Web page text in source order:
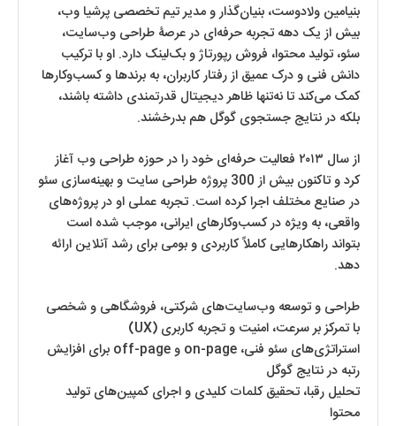
بنیامین ولادوست، بنیان‌گذار و مدیر تیم تخصصی پرشیا وب،
بیش از یک دهه تجربه حرفه‌ای در عرصۀ طراحی وب‌سایت،
سئو، تولید محتوا، فروش رپورتاژ و بک‌لینک دارد. او با ترکیب
دانش فنی و درک عمیق از رفتار کاربران، به برندها و کسب‌وکارها
کمک می‌کند تا نه‌تنها ظاهر دیجیتال قدرتمندی داشته باشند،
بلکه در نتایج جستجوی گوگل هم بدرخشند.
از سال ۲۰۱۳ فعالیت حرفه‌ای خود را در حوزه طراحی وب آغاز
کرد و تاکنون بیش از 300 پروژه طراحی سایت و بهینه‌سازی سئو
در صنایع مختلف اجرا کرده است. تجربه عملی او در پروژه‌های
واقعی، به ویژه در کسب‌وکارهای ایرانی، موجب شده است
بتواند راهکارهایی کاملاً کاربردی و بومی برای رشد آنلاین ارائه
دهد.
طراحی و توسعه وب‌سایت‌های شرکتی، فروشگاهی و شخصی
با تمرکز بر سرعت، امنیت و تجربه کاربری (UX)
استراتژی‌های سئو فنی، on-page و off-page برای افزایش
رتبه در نتایج گوگل
تحلیل رقبا، تحقیق کلمات کلیدی و اجرای کمپین‌های تولید
محتوا